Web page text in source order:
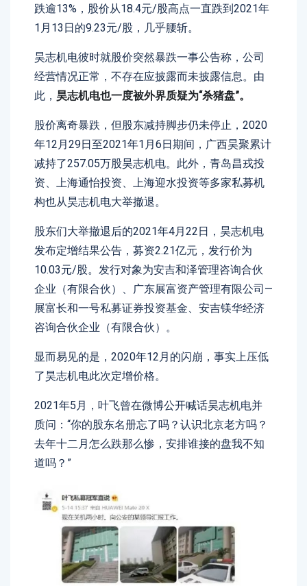
跌逾13%，股价从18.4元/股高点一直跌到2021年
1月13日的9.23元/股，几乎腰斩。
昊志机电彼时就股价突然暴跌一事公告称，公司
经营情况正常，不存在应披露而未披露信息。由
此， 昊志机电也一度被外界质疑为“杀猪盘”。
股价离奇暴跌，但股东减持脚步仍未停止，2020
年12月29日至2021年1月6日期间，广西昊聚累计
减持了257.05万股昊志机电。此外，青岛昌戎投
资、上海通怡投资、上海迎水投资等多家私募机
构也从昊志机电大举撤退。
股东们大举撤退后的2021年4月22日，昊志机电
发布定增结果公告，募资2.21亿元，发行价为
10.03元/股。发行对象为安吉和泽管理咨询合伙
企业（有限合伙）、广东展富资产管理有限公司—
展富长和一号私募证券投资基金、安吉镁华经济
咨询合伙企业（有限合伙）。
显而易见的是，2020年12月的闪崩，事实上压低
了昊志机电此次定增价格。
2021年5月，叶飞曾在微博公开喊话昊志机电并
质问：“你的股东名册忘了吗？认识北京老方吗？
去年十二月怎么跌那么惨，安排谁接的盘我不知
道吗？”